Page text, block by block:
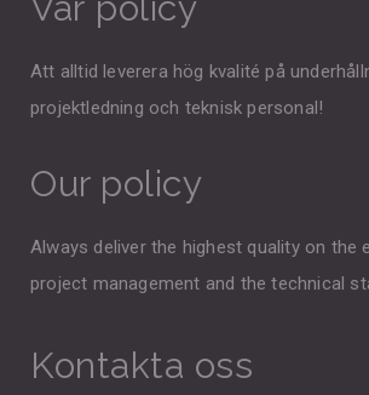
Att alltid leverera hög kvalité på
projektledning och teknisk personal!
Our policy
Always deliver the highest quality on the
project management and the technical
Kontakta oss